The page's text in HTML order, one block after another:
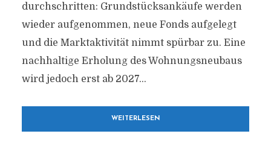
durchschritten: Grundstücksankäufe werden
wieder aufgenommen, neue Fonds aufgelegt
und die Marktaktivität nimmt spürbar zu. Eine
nachhaltige Erholung des Wohnungsneubaus
wird jedoch erst ab 2027...
WEITERLESEN